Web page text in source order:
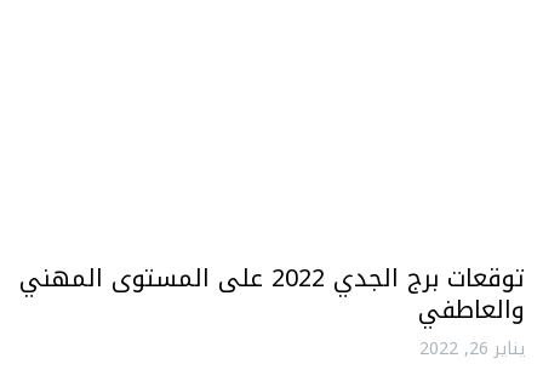
توقعات برج الجدي 2022 على المستوى المهني
والعاطفي
يناير 26, 2022